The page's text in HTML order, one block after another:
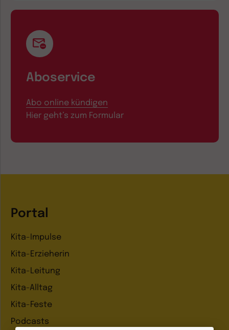
Aboservice
Abo online kündigen
Hier geht’s zum Formular
Portal
Kita-Impulse
Kita-Erzieherin
Kita-Leitung
Kita-Alltag
Kita-Feste
Podcasts